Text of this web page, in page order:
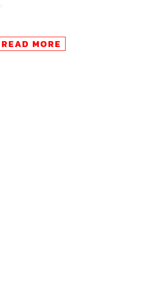
น้ำในประวัติศาสตร์ของรายการ กับ
เหรียญเงิน และ 3 เหรียญทองแดง
READ MORE